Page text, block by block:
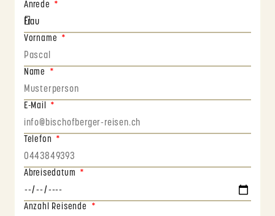
Anrede
Vorname
Name
E-Mail
Telefon
Abreisedatum
Anzahl Reisende